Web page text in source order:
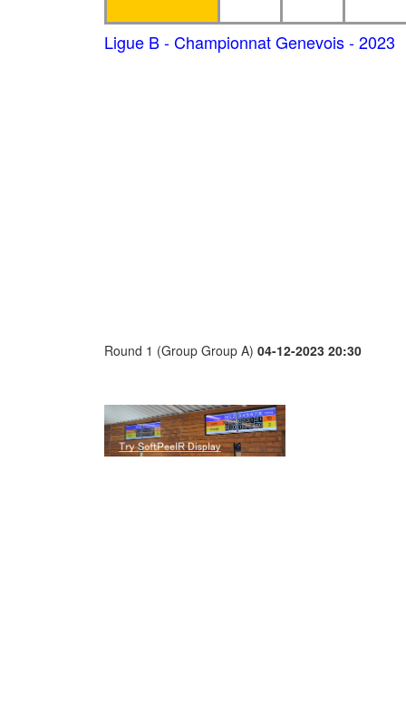
Ligue B - Championnat Genevois - 2023
Round 1 (Group Group A) 04-12-2023 20:30